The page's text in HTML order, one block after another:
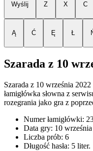
Wyślij Z X C
Ą Ć Ę Ł
Szarada z 10
Szarada z 10 września 2022
łamigłówka słowna z
rozegrania jako gra z
Numer łamigłówki:
Data gry: 10
Liczba prób: 6
Długość hasła: 5 liter.